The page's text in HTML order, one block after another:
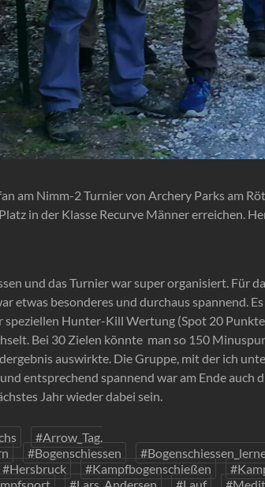
am Nimm-2 Turnier von Archery Parks am
in der Klasse Recurve Männer erreichen.
und das Turnier war super organisiert. Für
etwas besonderes und durchaus spannend.
Hunter-Kill Wertung (Spot 20
Bei 30 Zielen könnte man so 150
auswirkte. Die Gruppe, mit der ich
entsprechend spannend war am Ende auch
Jahr wieder dabei sein.
#Arrow_Tag.
#Bogenschiessen
#Hersbruck #Kampfbogenschießen